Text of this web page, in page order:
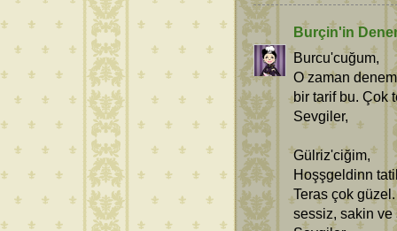
Burçin'in
Burcu'cuğum,
O zaman
bir tarif bu. Çok
Sevgiler,
Gülriz'ciğim,
Hoşşgeldinn
Teras çok
sessiz, sakin ve